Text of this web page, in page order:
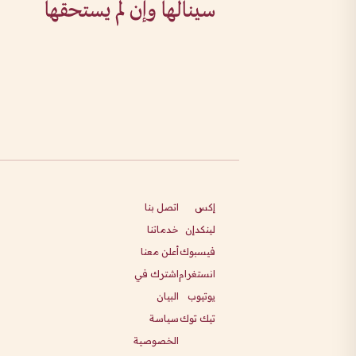
سينالها وإن لم يستحقها
إكس
لينكدإن
فيسبوك
انستغرام
يوتيوب
تيك توك
اتصل بنا
خدماتنا
أعلن معنا
اشترك في
البيان
سياسة
الخصوصية